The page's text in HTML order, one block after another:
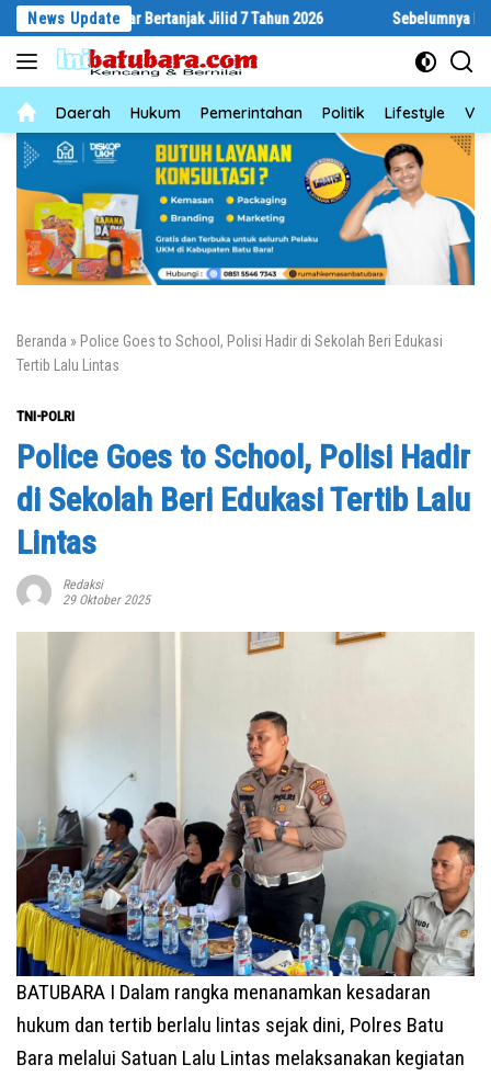
Langsung
konten
News Update
Bertanjak Jilid 7 Tahun 2026 Sebelumnya Berlantaikan
NewsDaerah Hukum Pemerintahan Politik Lifestyle
Beranda » Police Goes to School, Polisi Hadir di Sekolah Beri Edukasi
Tertib Lalu Lintas
TNI-POLRI
Police Goes to School, Polisi Hadir
di Sekolah Beri Edukasi Tertib Lalu
Lintas
Redaksi
29 Oktober 2025
BATUBARA I Dalam rangka menanamkan kesadaran
hukum dan tertib berlalu lintas sejak dini, Polres Batu
Bara melalui Satuan Lalu Lintas melaksanakan kegiatan